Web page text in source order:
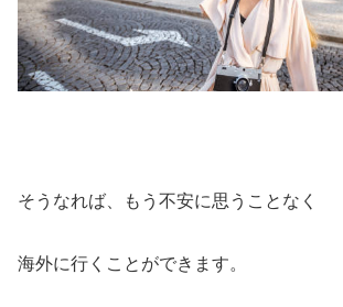
そうなれば、もう不安に思うことなく
海外に行くことができます。